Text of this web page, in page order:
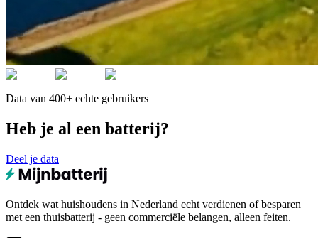
Data van 400+ echte gebruikers
Heb je al een batterij?
Deel je data
Ontdek wat huishoudens in Nederland echt verdienen of besparen
met een thuisbatterij - geen commerciële belangen, alleen feiten.